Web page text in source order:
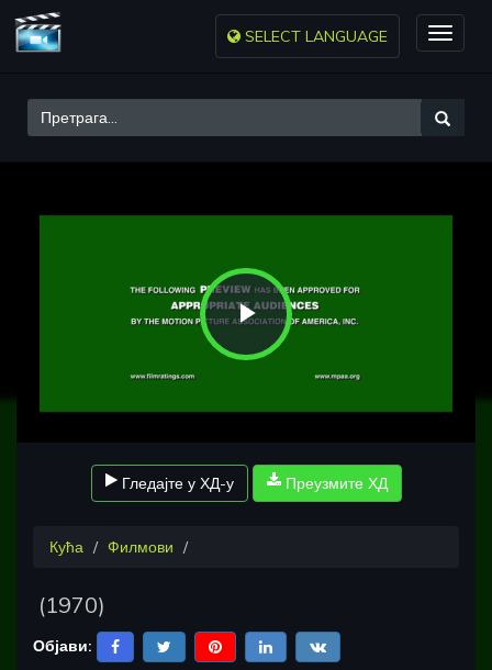
Toggle
SELECT LANGUAGE
Play
Гледајте у ХД-у Преузмите ХД
Кућа Филмови
(1970)
Објави: